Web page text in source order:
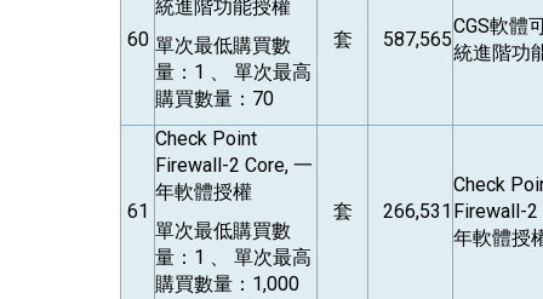
60
統進階功能授權
單次最低購買數
量：1 、 單次最高
購買數量：70
套 587,565
CGS軟體
統進階功
61
Check Point
Firewall-2 Core, 一
年軟體授權
單次最低購買數
量：1 、 單次最高
購買數量：1,000
套 266,531
Check
Firewall-
年軟體授